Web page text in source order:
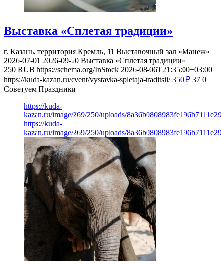
Выставка «Сплетая традиции»
г. Казань, территория Кремль, 11 Выставочный зал «Манеж»
2026-07-01 2026-09-20 Выставка «Сплетая традиции»
250 RUB https://schema.org/InStock 2026-08-06T21:35:00+03:00
https://kuda-kazan.ru/event/vystavka-spletaja-traditsii/ 350 ₽ 37 0
Советуем Праздники
https://kuda-
kazan.ru/image/269/250/uploads/
https://kuda-
kazan.ru/image/269/250/uploads/